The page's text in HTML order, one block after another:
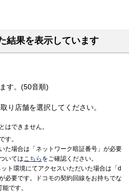
結果を表示しています
す。(50音順)
り店舗を選択してください。
はできません。
す。
た場合は「ネットワーク暗証番号」が必要
いてはこちら をご確認ください。
ト環境にてアクセスいただいた場合は「d
必要です。ドコモの契約回線をお持ちでな
です。